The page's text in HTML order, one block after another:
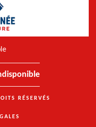
RÉSERVÉS